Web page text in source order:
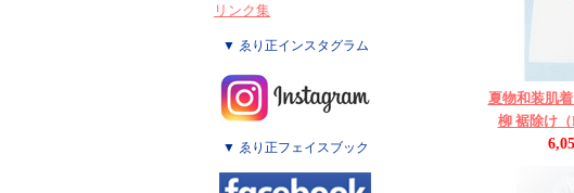
リンク集
▼ ゑり正インスタグラム
▼ ゑり正フェイスブック
夏物和装肌
柳 裾除け（